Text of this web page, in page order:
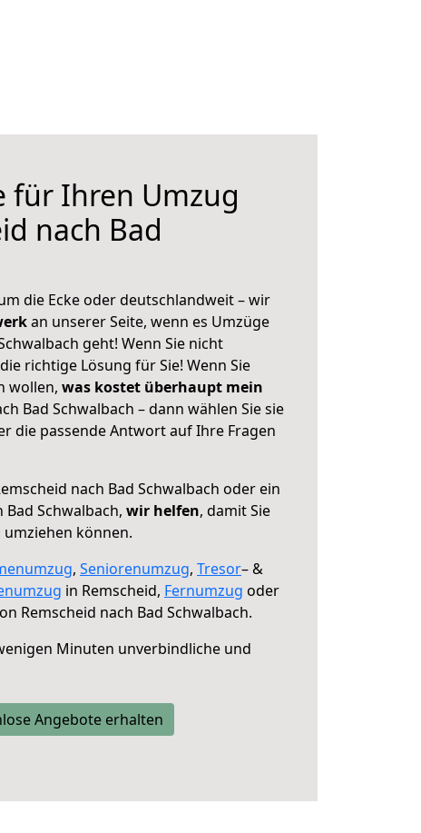
für Ihren Umzug
nach Bad
die Ecke oder deutschlandweit – wir
an unserer Seite, wenn es Umzüge
geht! Wenn Sie nicht
richtige Lösung für Sie! Wenn Sie
wollen, was kostet überhaupt mein
Bad Schwalbach – dann wählen Sie sie
die passende Antwort auf Ihre Fragen
nach Bad Schwalbach oder ein
Schwalbach, wir helfen, damit Sie
können.
, Seniorenumzug, Tresor– &
in Remscheid, Fernumzug oder
Remscheid nach Bad Schwalbach.
Minuten unverbindliche und
Angebote erhalten